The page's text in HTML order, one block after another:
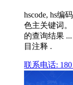
hscode, hs编
色主关键词。
的查询结果
目注释 .
联系电话: 180